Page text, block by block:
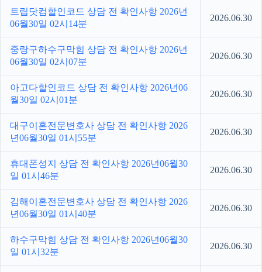
트립닷컴할인코드 상담 전 확인사항 2026년
06월30일 02시14분
2026.06.30
중랑구하수구막힘 상담 전 확인사항 2026년
06월30일 02시07분
2026.06.30
아고다할인코드 상담 전 확인사항 2026년06
월30일 02시01분
2026.06.30
대구이혼전문변호사 상담 전 확인사항 2026
년06월30일 01시55분
2026.06.30
휴대폰성지 상담 전 확인사항 2026년06월30
일 01시46분
2026.06.30
김해이혼전문변호사 상담 전 확인사항 2026
년06월30일 01시40분
2026.06.30
하수구막힘 상담 전 확인사항 2026년06월30
일 01시32분
2026.06.30